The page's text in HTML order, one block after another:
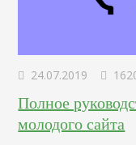
24.07.2019
Полное
молодого сайта